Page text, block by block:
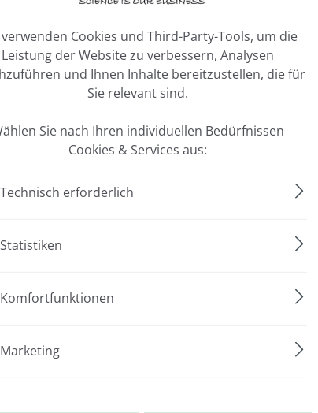
zum Download
(.exe als ZIP Datei)
Biozym Scientific
für das Recycling der Pipettenspitzenboxen
Cookies und Third-Party-Tools, um die
Leistung der Website zu verbessern, Analysen
und Ihnen Inhalte bereitzustellen, die für
Sie relevant sind.
Sie nach Ihren individuellen Bedürfnissen
Cookies & Services aus:
Technisch erforderlich
Statistiken
Komfortfunktionen
Marketing